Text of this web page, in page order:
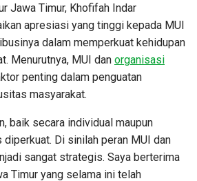
Jawa Timur, Khofifah Indar
apresiasi yang tinggi kepada MUI
dalam memperkuat kehidupan
Menurutnya, MUI dan organisasi
penting dalam penguatan
masyarakat.
baik secara individual maupun
Di sinilah peran MUI dan
sangat strategis. Saya berterima
Timur yang selama ini telah